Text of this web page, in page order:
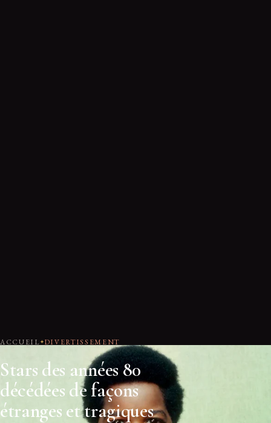
ACCUEIL DIVERTISSEMENT
Stars des années 80
décédées de façons
étranges et tragiques